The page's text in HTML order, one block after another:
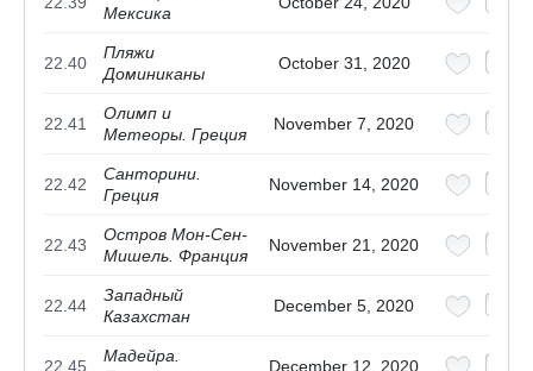
Мексика
22.40
Пляжи
Доминиканы
October 31, 2020
22.41
Олимп и
Метеоры. Греция
November 7, 2020
22.42
Санторини.
Греция
November 14, 2020
22.43
Остров Мон-Сен-
Мишель. Франция
November 21, 2020
22.44
Западный
Казахстан
December 5, 2020
22.45
Мадейра.
December 12, 2020